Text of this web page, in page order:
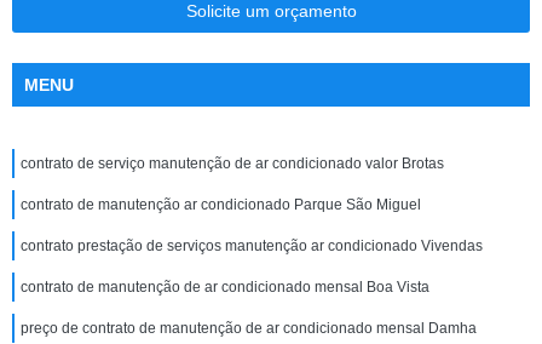
Solicite um orçamento
MENU
contrato de serviço manutenção de ar condicionado valor Brotas
contrato de manutenção ar condicionado Parque São Miguel
contrato prestação de serviços manutenção ar condicionado Vivendas
contrato de manutenção de ar condicionado mensal Boa Vista
preço de contrato de manutenção de ar condicionado mensal Damha